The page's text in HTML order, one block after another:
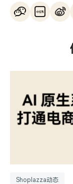
Shoplazza动态